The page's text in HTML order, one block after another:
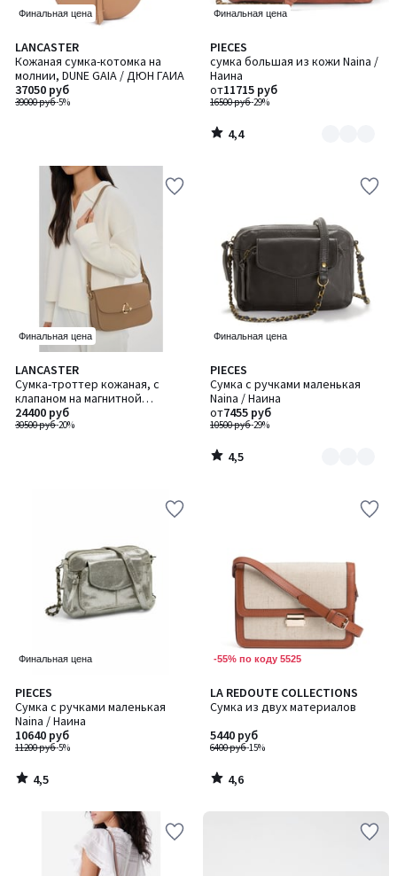
Финальная цена
LANCASTER
Кожаная сумка-котомка на
молнии, DUNE GAIA / ДЮН ГАИА
39000 руб-5%
37050 руб
Финальная цена
PIECES
сумка большая из кожи Naina /
Наина
16500 руб-29%
от11715 руб
4,4
/ 5
Количество
цветов:
3
4,4
/
Финальная цена
LANCASTER
Сумка-троттер кожаная, с
клапаном на магнитной
застежке, PARIS PHILOS /
ПЭРИС ФИЛОС
30500 руб-20%
24400 руб
Финальная цена
PIECES
Сумка с ручками маленькая
Naina / Наина
10500 руб-29%
от7455 руб
4,5
/ 5
Количество
цветов:
2
4,5
/
Финальная цена
PIECES
Сумка с ручками маленькая
Naina / Наина
11200 руб-5%
10640 руб
4,5
/ 5
4,5
/
-55% по коду 5525
LA REDOUTE COLLECTIONS
Сумка из двух материалов
6400 руб-15%
5440 руб
4,6
/ 5
4,6
/